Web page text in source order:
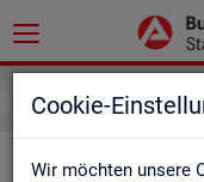
Cookie-
Wir möchten unsere